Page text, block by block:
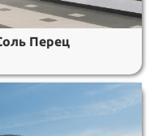
Перец